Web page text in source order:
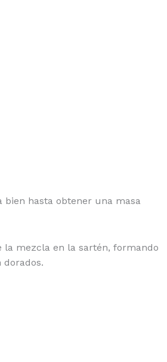
bien hasta obtener una masa
la mezcla en la sartén, formando